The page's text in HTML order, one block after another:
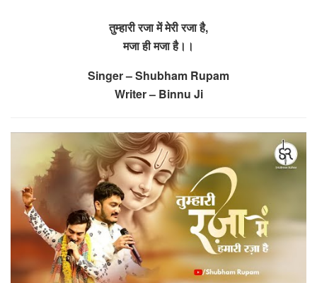
तुम्हारी रजा में मेरी रजा है,
मजा ही मजा है।।
Singer – Shubham Rupam
Writer – Binnu Ji